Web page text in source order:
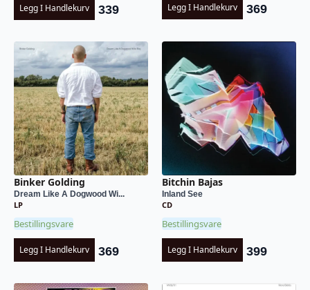
Legg I Handlekurv 339 Legg I Handlekurv 369
Binker Golding
Dream Like A Dogwood Wi...
LP
Bestillingsvare
Legg I Handlekurv 369
Bitchin Bajas
Inland See
CD
Bestillingsvare
Legg I Handlekurv 399